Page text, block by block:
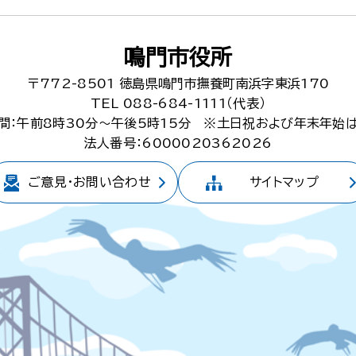
鳴門市役所
〒772-8501
徳島県鳴門市撫養町南浜字東浜170
TEL 088-684-1111（代表）
：午前8時30分～午後5時15分
※土日祝および年末年始
法人番号：6000020362026
ご意見・お問い合わせ サイトマップ